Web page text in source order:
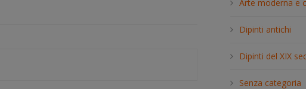
h
Arte moderna e
Dipinti antichi
Dipinti del XIX
Senza categoria